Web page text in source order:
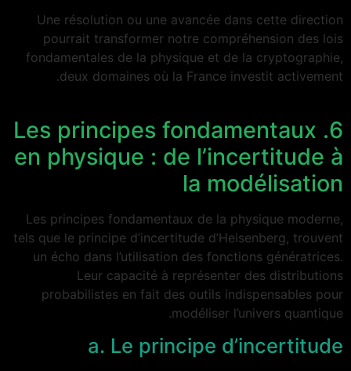
Une résolution ou une avancée dans cette direction
pourrait transformer notre compréhension des lois
fondamentales de la physique et de la cryptographie,
deux domaines où la France investit activement.
6. Les principes fondamentaux
en physique : de l’incertitude à
la modélisation
Les principes fondamentaux de la physique moderne,
tels que le principe d’incertitude d’Heisenberg, trouvent
un écho dans l’utilisation des fonctions génératrices.
Leur capacité à représenter des distributions
probabilistes en fait des outils indispensables pour
modéliser l’univers quantique.
a. Le principe d’incertitude